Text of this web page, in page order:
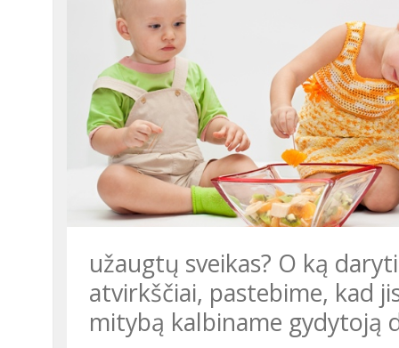
užaugtų sveikas? O ką
atvirkščiai, pastebime, kad
mitybą kalbiname gydytoją